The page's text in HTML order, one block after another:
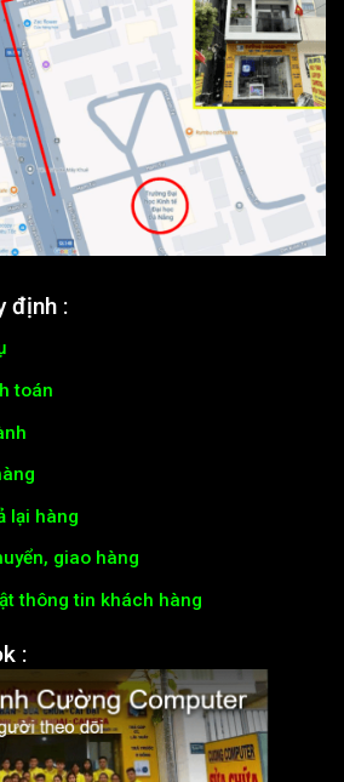
định :
toán
lại hàng
giao hàng
thông tin khách hàng
: